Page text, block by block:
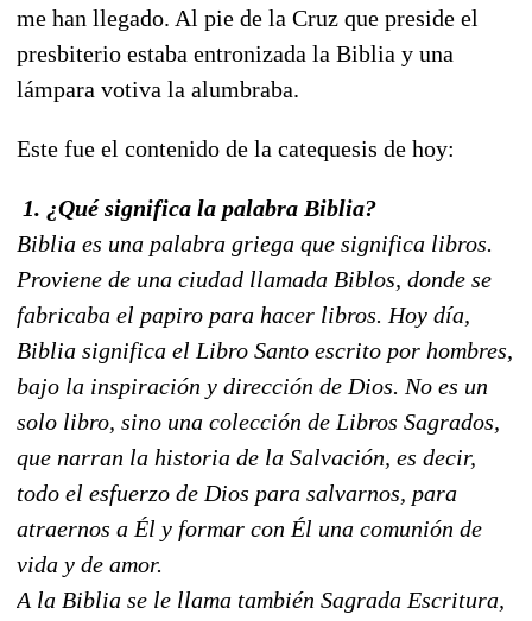
me han llegado. Al pie de la Cruz que preside el
presbiterio estaba entronizada la Biblia y una
lámpara votiva la alumbraba.
Este fue el contenido de la catequesis de hoy:
1. ¿Qué significa la palabra Biblia?
Biblia es una palabra griega que significa libros.
Proviene de una ciudad llamada Biblos, donde se
fabricaba el papiro para hacer libros. Hoy día,
Biblia significa el Libro Santo escrito por hombres,
bajo la inspiración y dirección de Dios. No es un
solo libro, sino una colección de Libros Sagrados,
que narran la historia de la Salvación, es decir,
todo el esfuerzo de Dios para salvarnos, para
atraernos a Él y formar con Él una comunión de
vida y de amor.
A la Biblia se le llama también Sagrada Escritura,